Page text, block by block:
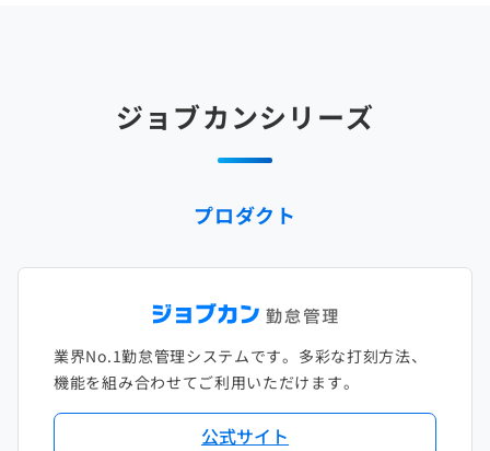
ジョブカンシリーズ
プロダクト
業界No.1勤怠管理システムです。多彩な打刻方法、
機能を組み合わせてご利用いただけます。
公式サイト